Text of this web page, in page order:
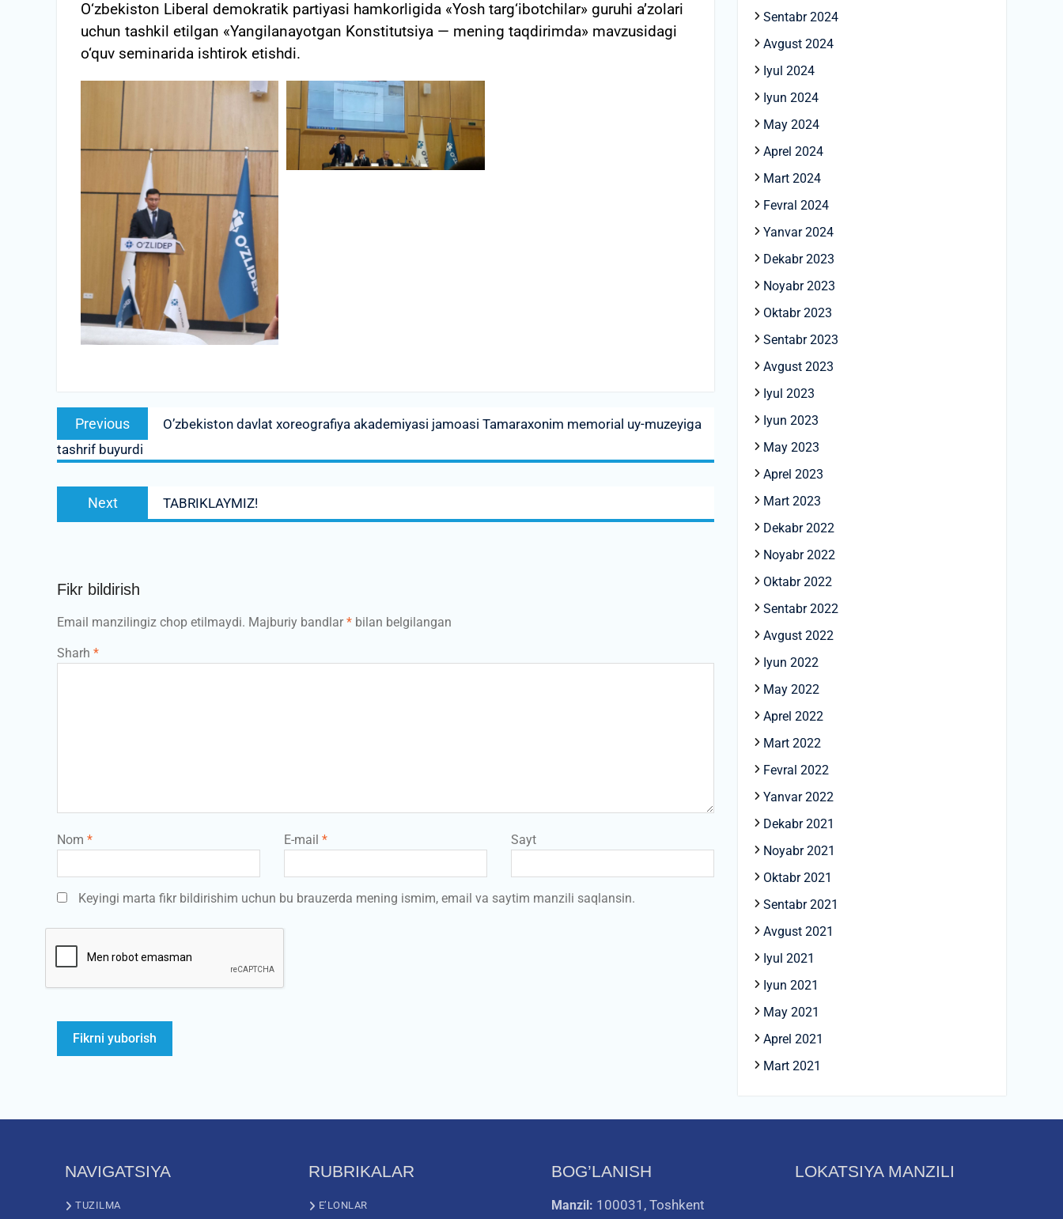
O‘zbekiston Liberal demokratik partiyasi hamkorligida «Yosh targ‘ibotchilar» guruhi a’zolari
uchun tashkil etilgan «Yangilanayotgan Konstitutsiya — mening taqdirimda» mavzusidagi
o‘quv seminarida ishtirok etishdi.
Post
menyusi
Previous
Previous
post:
O’zbekiston davlat xoreografiya akademiyasi jamoasi Tamaraxonim memorial uy-muzeyiga
tashrif buyurdi
Next
post:
TABRIKLAYMIZ!
Fikr bildirish
Email manzilingiz chop etilmaydi. Majburiy bandlar* bilan belgilangan
Sharh *
Nom * E-mail * Sayt
Keyingi marta fikr bildirishim uchun bu brauzerda mening ismim, email va saytim manzili saqlansin.
Sentabr 2024
Avgust 2024
Iyul 2024
Iyun 2024
May 2024
Aprel 2024
Mart 2024
Fevral 2024
Yanvar 2024
Dekabr 2023
Noyabr 2023
Oktabr 2023
Sentabr 2023
Avgust 2023
Iyul 2023
Iyun 2023
May 2023
Aprel 2023
Mart 2023
Dekabr 2022
Noyabr 2022
Oktabr 2022
Sentabr 2022
Avgust 2022
Iyun 2022
May 2022
Aprel 2022
Mart 2022
Fevral 2022
Yanvar 2022
Dekabr 2021
Noyabr 2021
Oktabr 2021
Sentabr 2021
Avgust 2021
Iyul 2021
Iyun 2021
May 2021
Aprel 2021
Mart 2021
NAVIGATSIYA
TUZILMA
RUBRIKALAR
E’LONLAR
BOG’LANISH
Manzil: 100031, Toshkent
LOKATSIYA MANZILI